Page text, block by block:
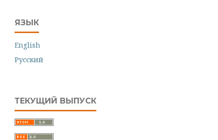
ЯЗЫК
English
Русский
ТЕКУЩИЙ ВЫПУСК